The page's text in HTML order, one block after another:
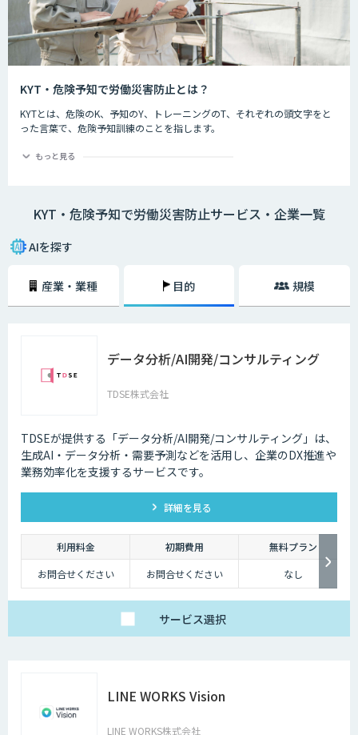
KYT・危険予知で労働災害防止とは？
KYTとは、危険のK、予知のY、トレーニングのT、それぞれの頭文字をと
った言葉で、危険予知訓練のことを指します。
イントを指差呼称や指差唱和、安全対策をし防止を図ること。
もっと見る
KYT・危険予知で労働災害防止サービス・企業一覧
AIを探す
産業・業種 目的 規模
データ分析/AI開発/コンサルティング
TDSE株式会社
TDSEが提供する「データ分析/AI開発/コンサルティング」は、
生成AI・データ分析・需要予測などを活用し、企業のDX推進や
業務効率化を支援するサービスです。
詳細を見る
利用料金 初期費用
無料プラン
お問合せください
お問合せください なし
サービス選択
LINE WORKS Vision
LINE WORKS株式会社